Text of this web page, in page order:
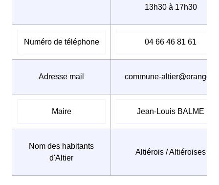
13h30 à 17h30
Numéro de téléphone 04 66 46 81 61
Adresse mail commune-altier@orange.fr
Maire Jean-Louis BALME
Nom des habitants
d'Altier
Altiérois / Altiéroises